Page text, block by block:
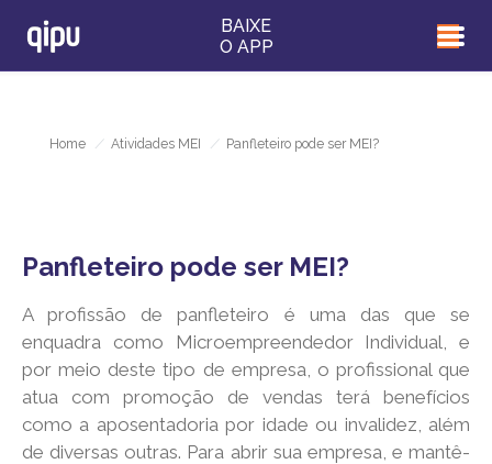
Home / Atividades MEI / Panfleteiro pode ser MEI?
BAIXE
O APP
Panfleteiro pode ser MEI?
A profissão de panfleteiro é uma das que se
enquadra como Microempreendedor Individual, e
por meio deste tipo de empresa, o profissional que
atua com promoção de vendas terá benefícios
como a aposentadoria por idade ou invalidez, além
de diversas outras. Para abrir sua empresa, e mantê-